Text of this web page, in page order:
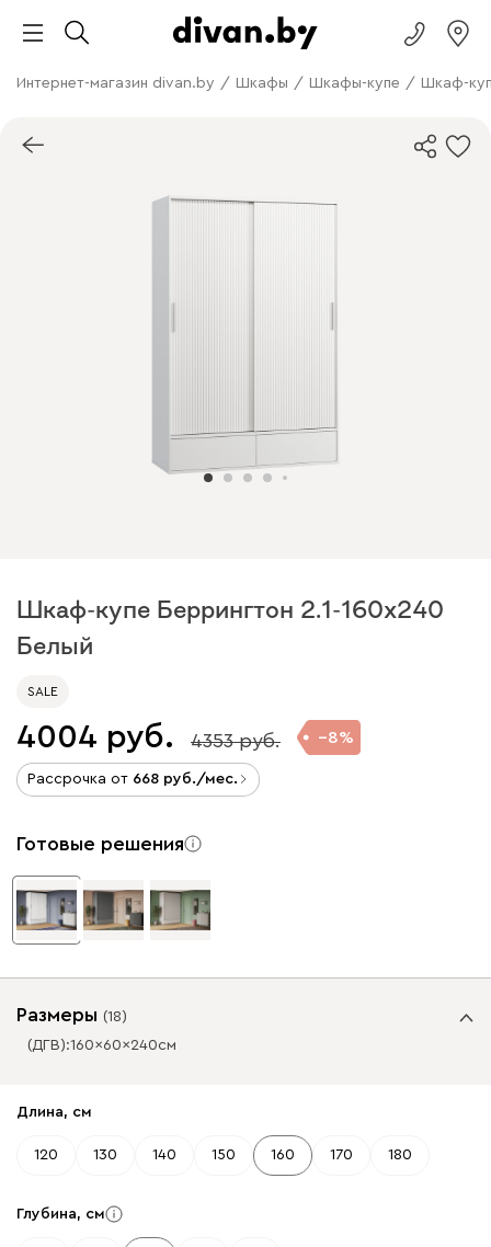
Интернет-магазин divan.by / Шкафы / Шкафы-купе / Шкаф-
Шкаф-купе Беррингтон 2.1-160x240
Белый
SALE
4004 4353 8
Рассрочка от 668 /мес.
Готовые решения
Размеры (18)
(ДГВ):160 ✕ 60 ✕ 240см
Длина, см
120 130 140 150 160 170 180
Глубина, см